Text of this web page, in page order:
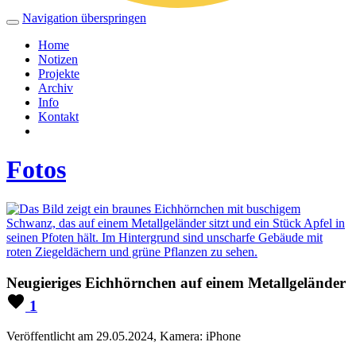
Navigation überspringen
Home
Notizen
Projekte
Archiv
Info
Kontakt
Fotos
Neugieriges Eichhörnchen auf einem Metallgeländer
1
Veröffentlicht am 29.05.2024, Kamera: iPhone